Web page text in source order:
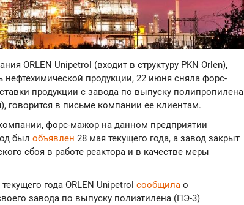
ORLEN Unipetrol (входит в структуру PKN Orlen),
продукции, 22 июня сняла форс-
продукции с завода по выпуску полипропилена
говорится в письме компании ее клиентам.
форс-мажор на данном предприятии
был объявлен 28 мая текущего года, а завод закрыт
сбоя в работе реактора и в качестве меры
года ORLEN Unipetrol сообщила о
завода по выпуску полиэтилена (ПЭ-3)